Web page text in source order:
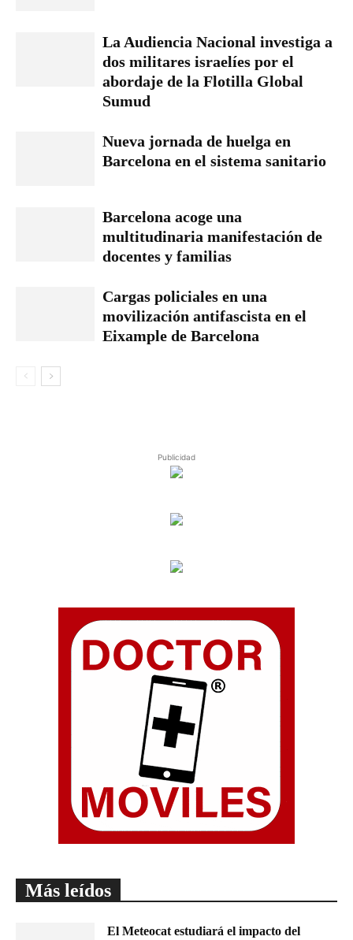
La Audiencia Nacional investiga a
dos militares israelíes por el
abordaje de la Flotilla Global
Sumud
Nueva jornada de huelga en
Barcelona en el sistema sanitario
Barcelona acoge una
multitudinaria manifestación de
docentes y familias
Cargas policiales en una
movilización antifascista en el
Eixample de Barcelona
Publicidad
Más leídos
El Meteocat estudiará el impacto del